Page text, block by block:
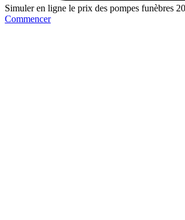
Simuler en ligne le prix des pompes funèbres
Commencer